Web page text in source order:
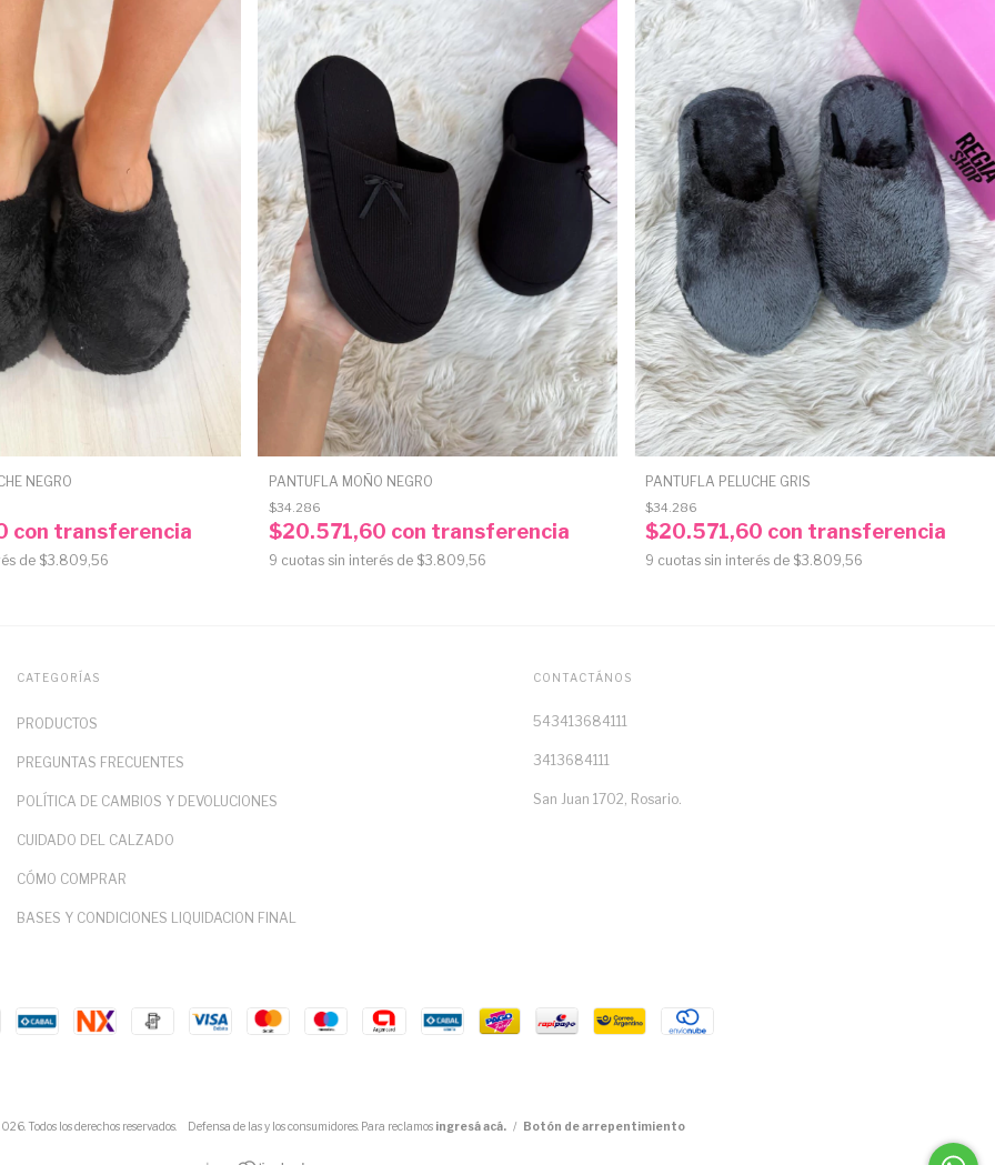
NEGRO
con transferencia
de $3.809,56
PANTUFLA MOÑO NEGRO
$34.286
$20.571,60 con transferencia
9 cuotas sin interés de $3.809,56
PANTUFLA PELUCHE GRIS
$34.286
$20.571,60 con transferencia
9 cuotas sin interés de $3.809,56
CATEGORÍAS
PRODUCTOS
PREGUNTAS FRECUENTES
POLÍTICA DE CAMBIOS Y DEVOLUCIONES
CUIDADO DEL CALZADO
CÓMO COMPRAR
BASES Y CONDICIONES LIQUIDACION FINAL
CONTACTÁNOS
543413684111
3413684111
San Juan 1702, Rosario.
Todos los derechos reservados. Defensa de las y los consumidores. Para reclamos ingresá acá. / Botón de arrepentimiento